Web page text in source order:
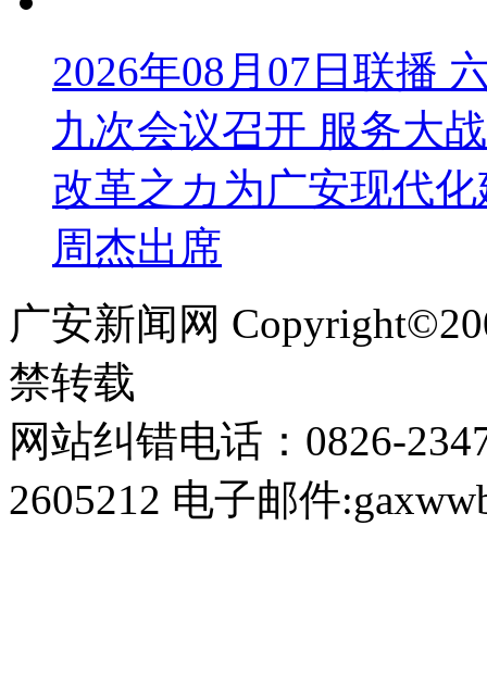
2026年08月07日联播
九次会议召开 服务大
改革之カ为广安现代
周杰出席
广安新闻网
禁转载
网站纠错电话：0826-
2605212 电子邮件